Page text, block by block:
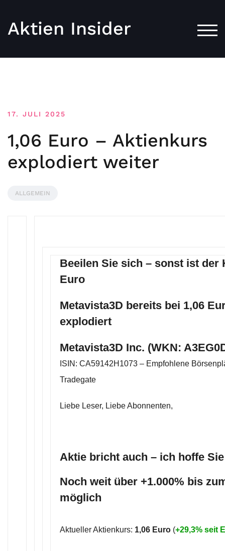
Aktien Insider
17. JULI 2025
1,06 Euro – Aktienkurs
explodiert weiter
ALLGEMEIN
Beeilen Sie sich – sonst ist der
Euro
Metavista3D bereits bei 1,06
explodiert
Metavista3D Inc. (WKN:
ISIN: CA59142H1073 – Empfohlene
Tradegate
Liebe Leser, Liebe Abonnenten,
Aktie bricht auch – ich hoffe
Noch weit über +1.000% bis
möglich
Aktueller Aktienkurs: 1,06 Euro (+29,3% seit